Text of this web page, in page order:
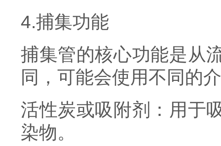
4.捕集功能
捕集管的核心功能是从
同，可能会使用不同的
活性炭或吸附剂：用于
染物。